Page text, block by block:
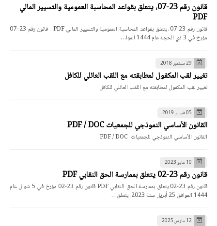
قانون رقم 23-07، يتعلق بقواعد المحاسبة العمومية والتسيير المالي
PDF
قانون رقم 23-07، يتعلق بقواعد المحاسبة العمومية والتسيير المالي PDF قانون رقم 23–07
مؤرخ في 3 ذي الحجة عام 1444 الموا…
29 سبتمبر 2018
تغيير لقب المكفول لمطابقته مع اللقب العائلي للكافل
تغيير لقب المكفول لمطابقته مع اللقب العائلي للكافل
05 فبراير 2019
القانون الأساسي النموذجي للجمعيات PDF / DOC
القانون الأساسي النموذجي للجمعيات PDF / DOC
10 مايو 2023
قانون رقم 23-02 يتعلق بممارسة الحق النقابي PDF
قانون رقم 23-02 يتعلق بممارسة الحق النقابي PDF قانون رقم 23-02 مؤرخ في 5 شوال عام
1444 الموافق 25 أبريل سنة 2023، يتعلق…
12 مارس 2025